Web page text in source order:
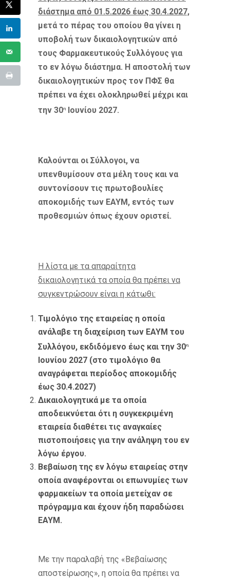
διάστημα από 01.5.2026 έως 30.4.2027,
μετά το πέρας του οποίου θα γίνει η
υποβολή των δικαιολογητικών από
τους Φαρμακευτικούς Συλλόγους για
το εν λόγω διάστημα. Η αποστολή των
δικαιολογητικών προς τον ΠΦΣ θα
πρέπει να έχει ολοκληρωθεί μέχρι και
την 30η Ιουνίου 2027.
Καλούνται οι Σύλλογοι, να
υπενθυμίσουν στα μέλη τους και να
συντονίσουν τις πρωτοβουλίες
αποκομιδής των ΕΑΥΜ, εντός των
προθεσμιών όπως έχουν οριστεί.
Η λίστα με τα απαραίτητα
δικαιολογητικά τα οποία θα πρέπει να
συγκεντρώσουν είναι η κάτωθι:
Τιμολόγιο της εταιρείας η οποία
ανάλαβε τη διαχείριση των ΕΑΥΜ του
Συλλόγου, εκδιδόμενο έως και την 30η
Ιουνίου 2027 (στο τιμολόγιο θα
αναγράφεται περίοδος αποκομιδής
έως 30.4.2027)
Δικαιολογητικά με τα οποία
αποδεικνύεται ότι η συγκεκριμένη
εταιρεία διαθέτει τις αναγκαίες
πιστοποιήσεις για την ανάληψη του εν
λόγω έργου.
Βεβαίωση της εν λόγω εταιρείας στην
οποία αναφέρονται οι επωνυμίες των
φαρμακείων τα οποία μετείχαν σε
πρόγραμμα και έχουν ήδη παραδώσει
ΕΑΥΜ.
Με την παραλαβή της «Βεβαίωσης
αποστείρωσης», η οποία θα πρέπει να